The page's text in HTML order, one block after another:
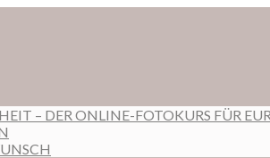
– DER ONLINE-FOTOKURS FÜR